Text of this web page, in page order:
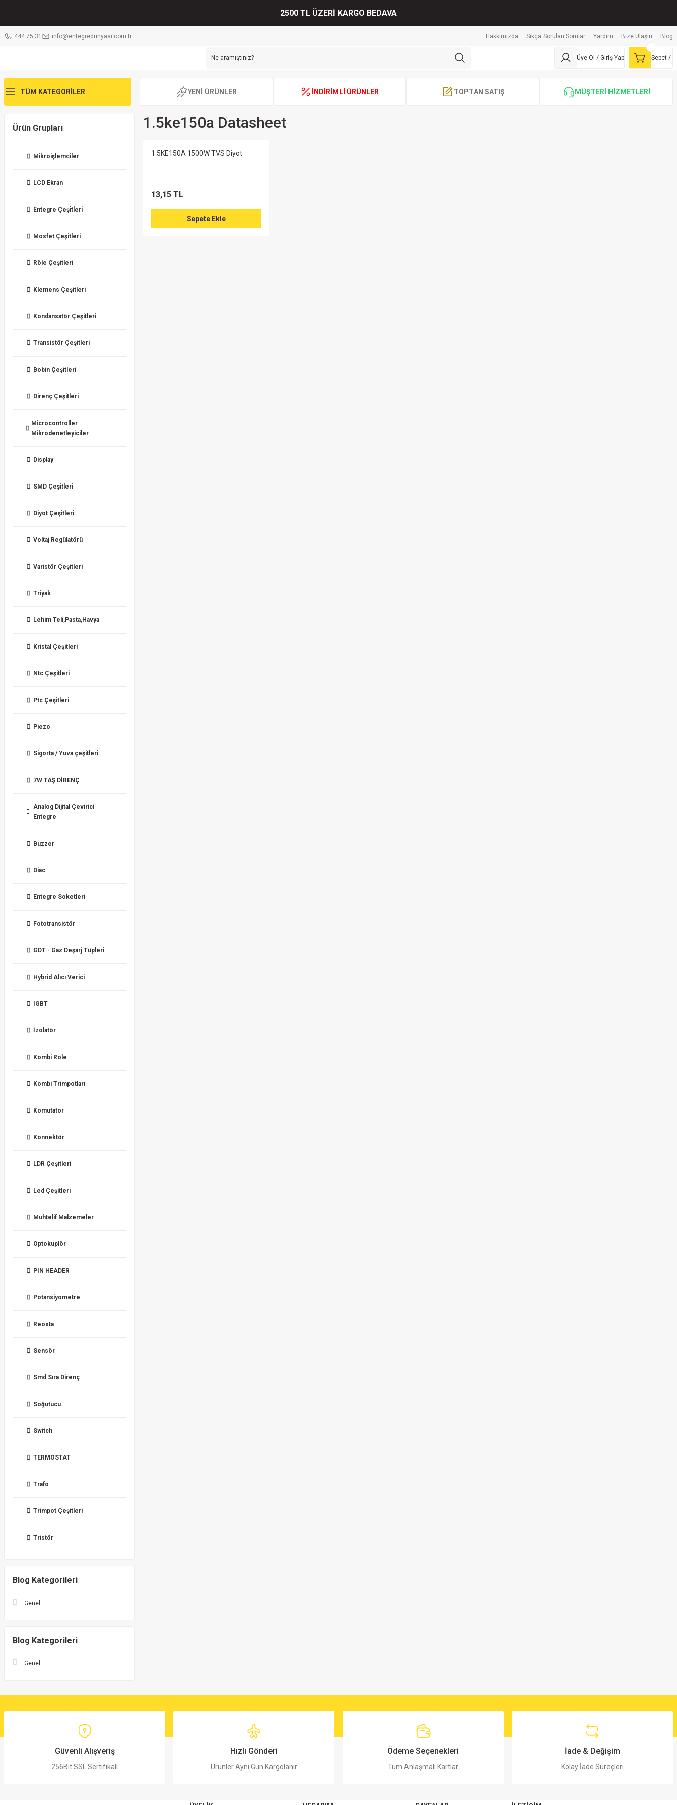
2500 TL ÜZERİ KARGO BEDAVA
444 75 31 info@entegredunyasi.com.tr Hakkımızda Sıkça Sorulan Sorular Yardım Bize Ulaşın Blog
Üye Ol / Giriş Yap Sepet /
TÜM KATEGORİLER YENİ ÜRÜNLER İNDİRİMLİ ÜRÜNLER TOPTAN SATIŞ MÜŞTERİ HİZMETLERİ
Ürün Grupları
Mikroişlemciler
LCD Ekran
Entegre Çeşitleri
Mosfet Çeşitleri
Röle Çeşitleri
Klemens Çeşitleri
Kondansatör Çeşitleri
Transistör Çeşitleri
Bobin Çeşitleri
Direnç Çeşitleri
Microcontroller
Mikrodenetleyiciler
Display
SMD Çeşitleri
Diyot Çeşitleri
Voltaj Regülatörü
Varistör Çeşitleri
Triyak
Lehim Teli,Pasta,Havya
Kristal Çeşitleri
Ntc Çeşitleri
Ptc Çeşitleri
Piezo
Sigorta / Yuva çeşitleri
7W TAŞ DİRENÇ
Analog Dijital Çevirici
Entegre
Buzzer
Diac
Entegre Soketleri
Fototransistör
GDT - Gaz Deşarj Tüpleri
Hybrid Alıcı Verici
IGBT
İzolatör
Kombi Role
Kombi Trimpotları
Komutator
Konnektör
LDR Çeşitleri
Led Çeşitleri
Muhtelif Malzemeler
Optokuplör
PIN HEADER
Potansiyometre
Reosta
Sensör
Smd Sıra Direnç
Soğutucu
Switch
TERMOSTAT
Trafo
Trimpot Çeşitleri
Tristör
Blog Kategorileri
Genel
Blog Kategorileri
Genel
1.5ke150a Datasheet
1.5KE150A 1500W TVS Diyot
13,15 TL
Sepete Ekle
Güvenli Alışveriş
256Bit SSL Sertifikalı
Hızlı Gönderi
Ürünler Aynı Gün Kargolanır
Ödeme Seçenekleri
Tüm Anlaşmalı Kartlar
İade & Değişim
Kolay İade Süreçleri